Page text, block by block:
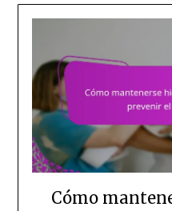
Cómo